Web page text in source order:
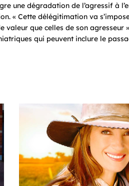
une dégradation de l’agressif à
« Cette délégitimation va
que celles de son agresseur
qui peuvent inclure le